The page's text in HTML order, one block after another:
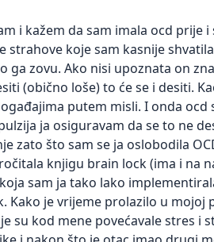
i kažem da sam imala ocd prije
strahove koje sam kasnije
ga zovu. Ako nisi upoznata on
(obično loše) to će se i desiti.
putem misli. I onda ocd
ja osiguravam da se to ne
zato što sam se ja oslobodila
knjigu brain lock (ima i na
sam ja tako lako
Kako je vrijeme prolazilo u mojoj
su kod mene povećavale stres i